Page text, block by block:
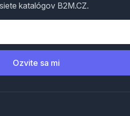
katalógov B2M.CZ.
Ozvite sa mi